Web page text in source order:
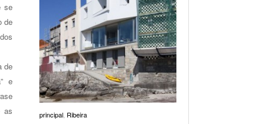
se
de
de
e
as
principal, Ribeira